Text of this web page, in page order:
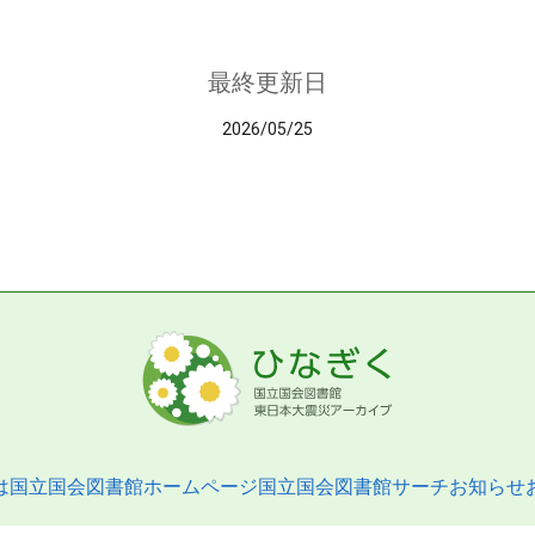
最終更新日
2026/05/25
国立国会図書館ホームページ国立国会図書館サーチお知らせ